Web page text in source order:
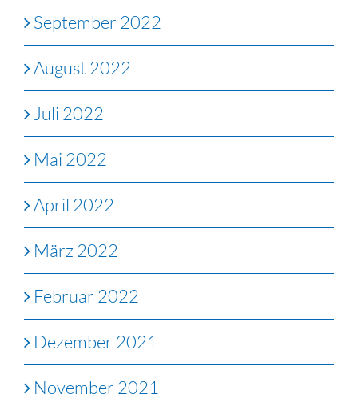
September 2022
August 2022
Juli 2022
Mai 2022
April 2022
März 2022
Februar 2022
Dezember 2021
November 2021